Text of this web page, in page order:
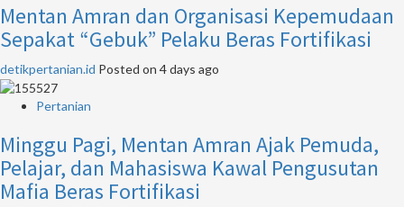
Mentan Amran dan Organisasi Kepemudaan
Sepakat “Gebuk” Pelaku Beras Fortifikasi
detikpertanian.id Posted on 4 days ago
Pertanian
Minggu Pagi, Mentan Amran Ajak Pemuda,
Pelajar, dan Mahasiswa Kawal Pengusutan
Mafia Beras Fortifikasi